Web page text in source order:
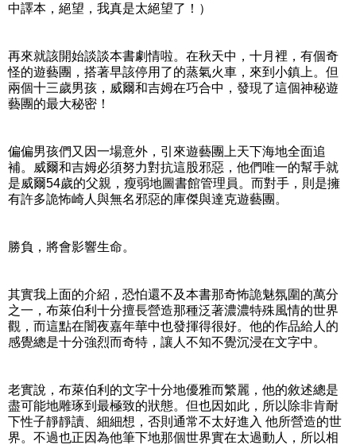
中譯本，絕望，我真是太絕望了！）
再來就該開始談談本書劇情啦。在秋天中，十月裡，有個奇
怪的遊藝團，搭著早該停用了的蒸氣火車，來到小鎮上。但
兩個十三歲男孩，威爾和吉姆在巧合中，發現了這個神秘遊
藝團的最大秘密！
偏偏男孩們又因一場意外，引來遊藝團上天下海地全面追
補。威爾和吉姆必須努力對抗這股邪惡，他們唯一的幫手就
是威爾54歲的父親，瘦弱地圖書館管理員。而對手，則是擁
有許多詭怖崎人與無名邪惡的庫傑與達克遊藝團。
勝負，將會影響生命。
其實我上面的介紹，恐怕還不及本書那奇怖詭魅氛圍的萬分
之一，布萊伯利十分擅長營造那種泛著濃濃特殊風情的世界
觀，而這點在闇夜嘉年華中也發揮得很好。他的作品給人的
感覺總是十分強烈而奇特，讓人不知不覺沉浸在文字中。
老實說，布萊伯利的文字十分地優雅而繁麗，他的敘述總是
盡可能地雕琢到最極致的狀態。但也因如此，所以除非肯耐
下性子靜靜讀、細細想，否則通常不太好進入 他所營造的世
界。不過也正因為他筆下地那個世界實在太過動人，所以相